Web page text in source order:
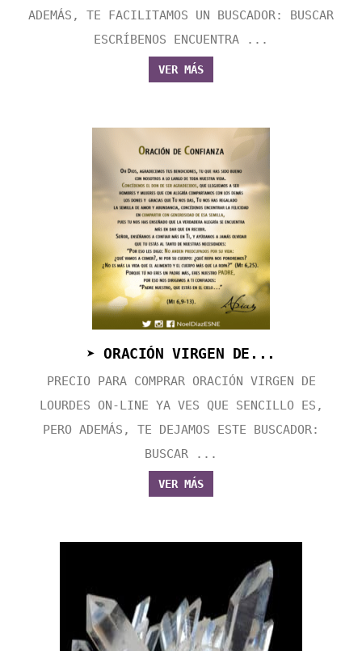
ADEMÁS, TE FACILITAMOS UN BUSCADOR: BUSCAR
ESCRÍBENOS ENCUENTRA ...
VER MÁS
➤ ORACIÓN VIRGEN DE...
PRECIO PARA COMPRAR ORACIÓN VIRGEN DE
LOURDES ON-LINE YA VES QUE SENCILLO ES,
PERO ADEMÁS, TE DEJAMOS ESTE BUSCADOR:
BUSCAR ...
VER MÁS